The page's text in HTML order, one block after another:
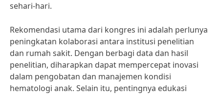
sehari-hari.
Rekomendasi utama dari kongres ini adalah perlunya
peningkatan kolaborasi antara institusi penelitian
dan rumah sakit. Dengan berbagi data dan hasil
penelitian, diharapkan dapat mempercepat inovasi
dalam pengobatan dan manajemen kondisi
hematologi anak. Selain itu, pentingnya edukasi